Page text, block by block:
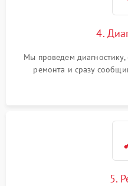
4.
Мы проведем
ремонта и сразу
5.